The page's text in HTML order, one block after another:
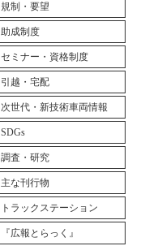
規制・要望
助成制度
セミナー・資格制度
引越・宅配
次世代・新技術車両情報
SDGs
調査・研究
主な刊行物
トラックステーション
『広報とらっく』